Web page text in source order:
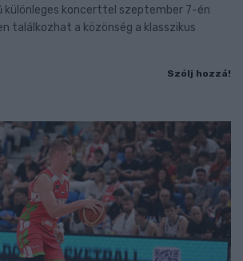
különleges koncerttel szeptember 7-én
találkozhat a közönség a klasszikus
Szólj hozzá!